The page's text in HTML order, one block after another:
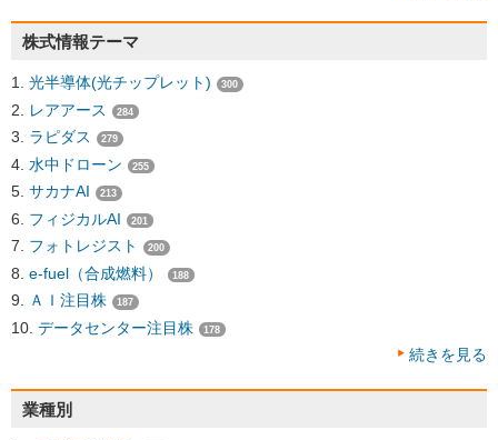
株式情報テーマ
光半導体(光チップレット) 300
レアアース 284
ラピダス 279
水中ドローン 255
サカナAI 213
フィジカルAI 201
フォトレジスト 200
e-fuel（合成燃料） 188
ＡＩ注目株 187
データセンター注目株 178
続きを見る
業種別